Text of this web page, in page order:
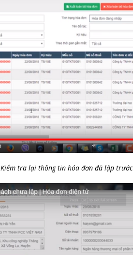
Kiểm tra lại thông tin hóa đơn đã lập